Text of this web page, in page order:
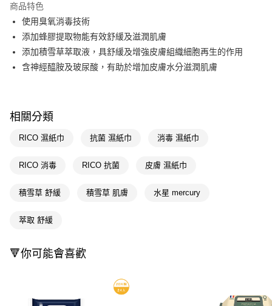
Apple Pay
街口支付
悠遊付
相關說明
【關於「AFTEE先享後付」】
１．簡單：不需註冊會員、不需綁卡、不需儲值。
３．安心：先確認商品／服務後，再付款。
１．於結帳方式選擇「AFTEE先享後付」後，將跳轉至「AFTEE先享後付」
２．訂單成立數日內，您將收到繳費通知簡訊。
３．收到繳費通知簡訊後14天內，點擊此簡訊中的連結，可透過四大超商／
※ 請注意：結帳手續完成當下不需立刻繳費，但若您需要取消訂單，請聯絡
購買商品的店家。未經商家同意取消之訂單仍視為有效，需透過AFTEE先享
後付繳納相關費用。
每筆NT$100，滿NT$590(含以上)免運費
商品特色
使用臭氧消毒技術
添加蜂膠提取物能有效舒緩及滋潤肌膚
添加積雪草萃取液，具舒緩及增強皮膚組織細胞再生的作用
含神經醯胺及玻尿酸，有助於增加皮膚水分滋潤肌膚
相關分類
RICO 濕紙巾 抗菌 濕紙巾 消毒 濕紙巾
RICO 消毒 RICO 抗菌 皮膚 濕紙巾
積雪草 舒緩 積雪草 肌膚 水星 mercury
萃取 舒緩
🔻你可能會喜歡